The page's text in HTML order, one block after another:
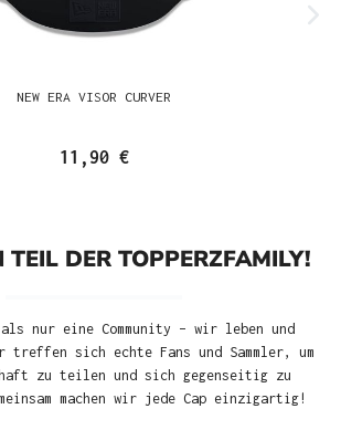
NEW ERA VISOR CURVER
11,90 €
TEIL DER TOPPERZFAMILY!
nur eine Community – wir leben und
treffen sich echte Fans und Sammler, um
zu teilen und sich gegenseitig zu
machen wir jede Cap einzigartig!